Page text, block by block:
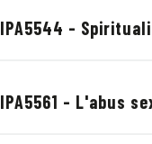
IPA5544 -
IPA5561 - L'abus